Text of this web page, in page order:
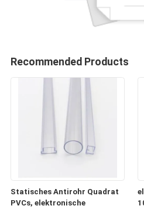
Recommended Products
Statisches Antirohr Quadrat
PVCs, elektronische